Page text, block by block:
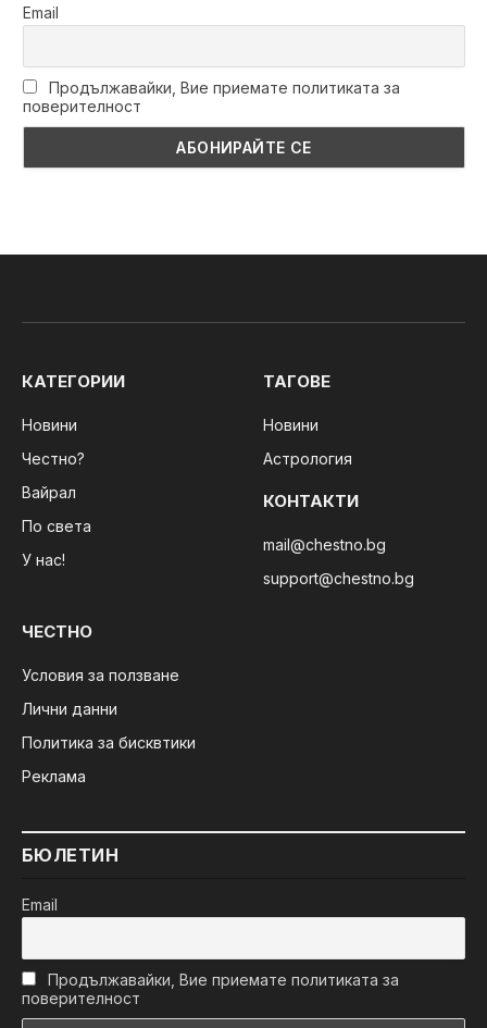
Email
Продължавайки, Вие приемате политиката за
поверителност
КАТЕГОРИИ
Новини
Честно?
Вайрал
По света
У нас!
ТАГОВЕ
Новини
Астрология
КОНТАКТИ
mail@chestno.bg
support@chestno.bg
ЧЕСТНО
Условия за ползване
Лични данни
Политика за бисквтики
Реклама
БЮЛЕТИН
Email
Продължавайки, Вие приемате политиката за
поверителност